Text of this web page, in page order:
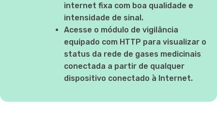
internet fixa com boa qualidade e
intensidade de sinal.
Acesse o módulo de vigilância
equipado com HTTP para visualizar o
status da rede de gases medicinais
conectada a partir de qualquer
dispositivo conectado à Internet.